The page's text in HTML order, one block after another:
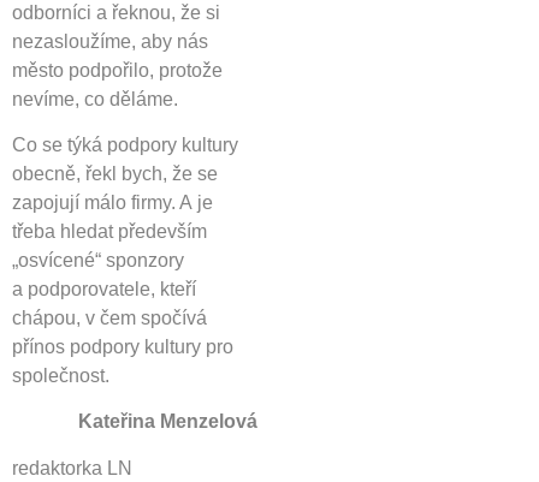
odborníci a řeknou, že si
nezasloužíme, aby nás
město podpořilo, protože
nevíme, co děláme.
Co se týká podpory kultury
obecně, řekl bych, že se
zapojují málo firmy. A je
třeba hledat především
„osvícené“ sponzory
a podporovatele, kteří
chápou, v čem spočívá
přínos podpory kultury pro
společnost.
Kateřina Menzelová
redaktorka LN